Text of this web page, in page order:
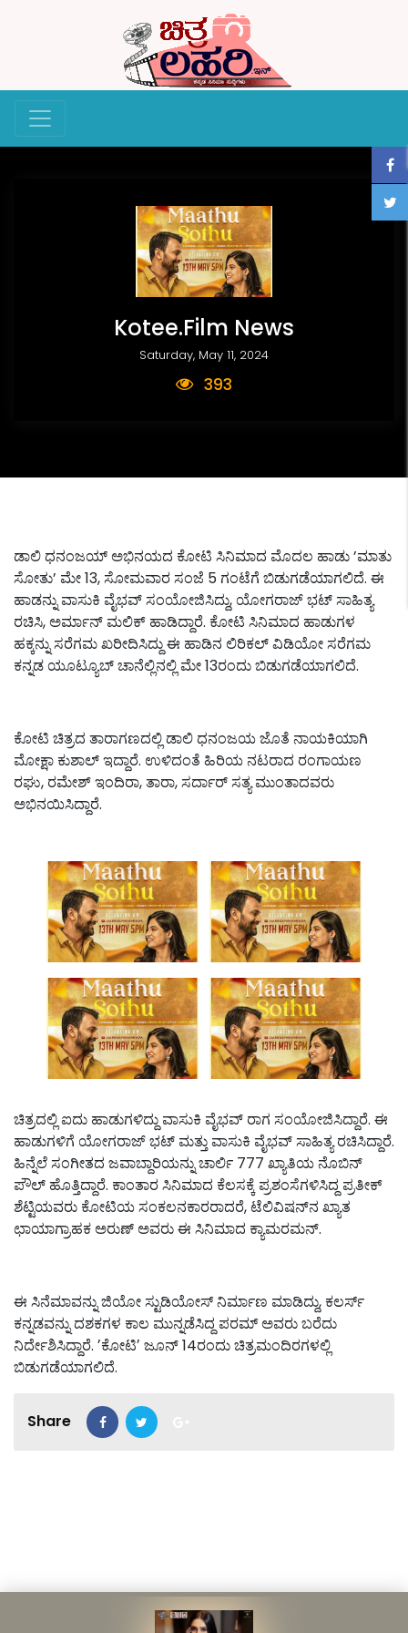
Kotee.Film News
Saturday, May 11, 2024
393
ಡಾಲಿ ಧನಂಜಯ್ ಅಭಿನಯದ ಕೋಟಿ ಸಿನಿಮಾದ ಮೊದಲ ಹಾಡು ’ಮಾತು
ಸೋತು’ ಮೇ 13, ಸೋಮವಾರ ಸಂಜೆ 5 ಗಂಟೆಗೆ ಬಿಡುಗಡೆಯಾಗಲಿದೆ. ಈ
ಹಾಡನ್ನು ವಾಸುಕಿ ವೈಭವ್ ಸಂಯೋಜಿಸಿದ್ದು, ಯೋಗರಾಜ್ ಭಟ್ ಸಾಹಿತ್ಯ
ರಚಿಸಿ, ಅರ್ಮಾನ್ ಮಲಿಕ್ ಹಾಡಿದ್ದಾರೆ. ಕೋಟಿ ಸಿನಿಮಾದ ಹಾಡುಗಳ
ಹಕ್ಕನ್ನು ಸರೆಗಮ ಖರೀದಿಸಿದ್ದು ಈ ಹಾಡಿನ ಲಿರಿಕಲ್ ವಿಡಿಯೋ ಸರೆಗಮ
ಕನ್ನಡ ಯೂಟ್ಯೂಬ್ ಚಾನೆಲ್ಲಿನಲ್ಲಿ ಮೇ 13ರಂದು ಬಿಡುಗಡೆಯಾಗಲಿದೆ.
ಕೋಟಿ ಚಿತ್ರದ ತಾರಾಗಣದಲ್ಲಿ ಡಾಲಿ ಧನಂಜಯ ಜೊತೆ ನಾಯಕಿಯಾಗಿ
ಮೋಕ್ಷಾ ಕುಶಾಲ್‌ ಇದ್ದಾರೆ. ಉಳಿದಂತೆ ಹಿರಿಯ ನಟರಾದ ರಂಗಾಯಣ
ರಘು, ರಮೇಶ್‌ ಇಂದಿರಾ, ತಾರಾ, ಸರ್ದಾರ್‌ ಸತ್ಯ ಮುಂತಾದವರು
ಅಭಿನಯಿಸಿದ್ದಾರೆ.
ಚಿತ್ರದಲ್ಲಿ ಐದು ಹಾಡುಗಳಿದ್ದು ವಾಸುಕಿ ವೈಭವ್‌ ರಾಗ ಸಂಯೋಜಿಸಿದ್ದಾರೆ. ಈ
ಹಾಡುಗಳಿಗೆ ಯೋಗರಾಜ್‌ ಭಟ್‌ ಮತ್ತು ವಾಸುಕಿ ವೈಭವ್‌ ಸಾಹಿತ್ಯ ರಚಿಸಿದ್ದಾರೆ.
ಹಿನ್ನೆಲೆ ಸಂಗೀತದ ಜವಾಬ್ದಾರಿಯನ್ನು ಚಾರ್ಲಿ 777 ಖ್ಯಾತಿಯ ನೊಬಿನ್‌
ಪೌಲ್‌ ಹೊತ್ತಿದ್ದಾರೆ. ಕಾಂತಾರ ಸಿನಿಮಾದ ಕೆಲಸಕ್ಕೆ ಪ್ರಶಂಸೆಗಳಿಸಿದ್ದ ಪ್ರತೀಕ್‌
ಶೆಟ್ಟಿಯವರು‌ ಕೋಟಿಯ ಸಂಕಲನಕಾರರಾದರೆ, ಟೆಲಿವಿಷನ್‌ನ ಖ್ಯಾತ
ಛಾಯಾಗ್ರಾಹಕ ಅರುಣ್ ಅವರು ಈ ಸಿನಿಮಾದ ಕ್ಯಾಮರಮನ್.
ಈ ಸಿನೆಮಾವನ್ನು ಜಿಯೋ ಸ್ಟುಡಿಯೋಸ್ ನಿರ್ಮಾಣ ಮಾಡಿದ್ದು, ಕಲರ್ಸ್
ಕನ್ನಡವನ್ನು ದಶಕಗಳ ಕಾಲ ಮುನ್ನಡೆಸಿದ್ದ ಪರಮ್‌ ಅವರು ಬರೆದು
ನಿರ್ದೇಶಿಸಿದ್ದಾರೆ. ʼಕೋಟಿʼ ಜೂನ್‌ 14ರಂದು ಚಿತ್ರಮಂದಿರಗಳಲ್ಲಿ
ಬಿಡುಗಡೆಯಾಗಲಿದೆ.
Share